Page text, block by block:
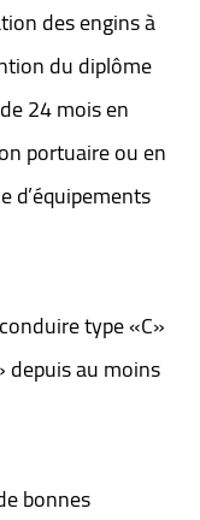
des engins à
du diplôme
24 mois en
portuaire ou en
d’équipements
type «C»
depuis au moins
bonnes